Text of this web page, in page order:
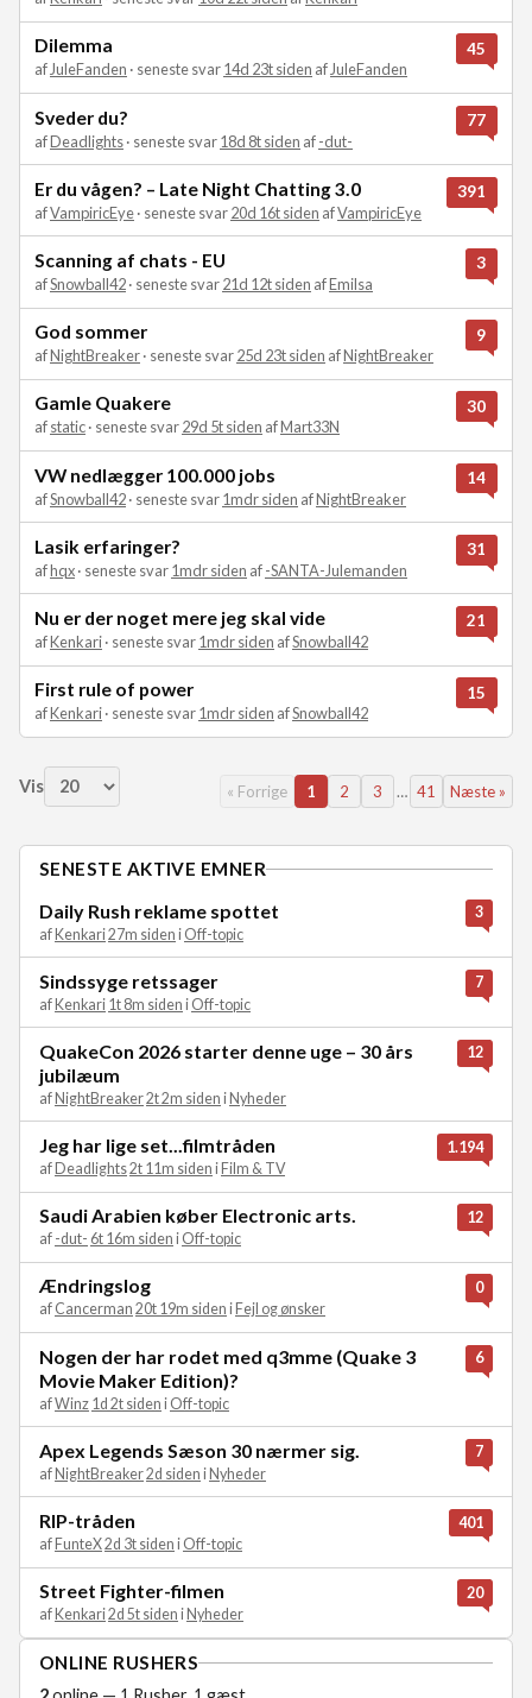
Dilemma
afJuleFanden · seneste svar14d 23t siden afJuleFanden
45
Sveder du?
afDeadlights· seneste svar18d 8t siden af-dut-
77
Er du vågen? – Late Night Chatting 3.0
afVampiricEye· seneste svar20d 16t siden afVampiricEye
391
Scanning af chats - EU
afSnowball42· seneste svar21d 12t siden afEmilsa
3
God sommer
afNightBreaker· seneste svar25d 23t siden afNightBreaker
9
Gamle Quakere
afstatic· seneste svar29d 5t siden afMart33N
30
VW nedlægger 100.000 jobs
afSnowball42· seneste svar1mdr siden afNightBreaker
14
Lasik erfaringer?
afhqx· seneste svar1mdr siden af-SANTA-Julemanden
31
Nu er der noget mere jeg skal vide
afKenkari· seneste svar1mdr siden afSnowball42
21
First rule of power
afKenkari· seneste svar1mdr siden afSnowball42
15
Vis « Forrige 1 2 3 … 41 Næste »
SENESTE AKTIVE EMNER
Daily Rush reklame spottet
afKenkari27m siden i Off-topic
3
Sindssyge retssager
afKenkari 1t 8m siden i Off-topic
7
QuakeCon 2026 starter denne uge – 30 års
jubilæum
af NightBreaker2t 2m siden i Nyheder
12
Jeg har lige set...filmtråden
af Deadlights2t 11m siden i Film & TV
1.194
Saudi Arabien køber Electronic arts.
af -dut- 6t 16m siden i Off-topic
12
Ændringslog
af Cancerman 20t 19m siden i Fejl og ønsker
0
Nogen der har rodet med q3mme (Quake 3
Movie Maker Edition)?
afWinz 1d 2t siden i Off-topic
6
Apex Legends Sæson 30 nærmer sig.
af NightBreaker2d siden i Nyheder
7
RIP-tråden
af FunteX2d 3t siden i Off-topic
401
Street Fighter-filmen
af Kenkari2d 5t siden i Nyheder
20
ONLINE RUSHERS